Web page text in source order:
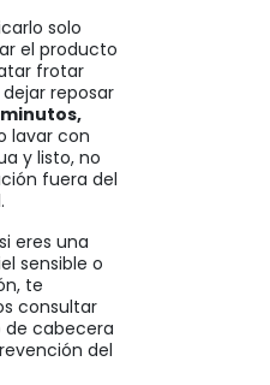
solo
el producto
frotar
reposar
minutos,
lavar con
y listo, no
fuera del
eres una
sensible o
te
consultar
cabecera
del